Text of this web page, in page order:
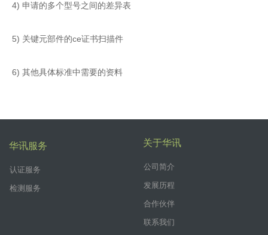
4) 申请的多个型号之间的差异表
5) 关键元部件的ce证书扫描件
6) 其他具体标准中需要的资料
华讯服务
认证服务
检测服务
关于华讯
公司简介
发展历程
合作伙伴
联系我们